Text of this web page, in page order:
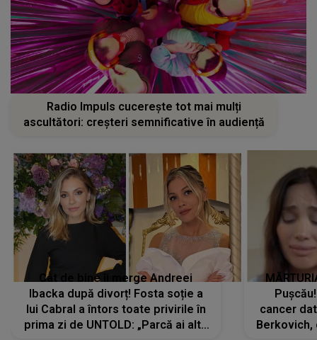
Radio Impuls cucerește tot mai mulți
ascultători: creșteri semnificative în audiență
Cât de bine îi merge Andreei
Ibacka după divorț! Fosta soție a
lui Cabral a întors toate privirile în
prima zi de UNTOLD: „Parcă ai altă
cancer